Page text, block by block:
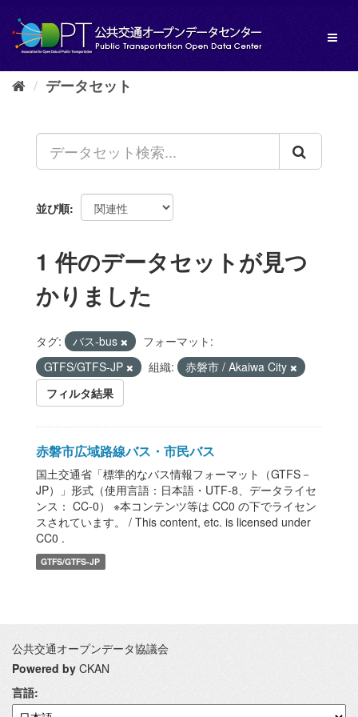
し
データセット
並び順
1 件のデータセットが見つ
かりました
タグ: バス-bus
フォーマット:
GTFS/GTFS-JP
組織:
赤磐市 / Akaiwa City
フィルタ結果
赤磐市広域路線バス・市民バス
国土交通省「標準的なバス情報フォーマット（GTFS－
JP）」形式（使用言語：日本語・UTF-8、データライセ
ンス： CC-0） ※本コンテンツ等は CC0 の下でライセン
スされています。 / This content, etc. is licensed under
CC0 .
GTFS/GTFS-JP
公共交通オープンデータ協議会
Powered by CKAN
言語